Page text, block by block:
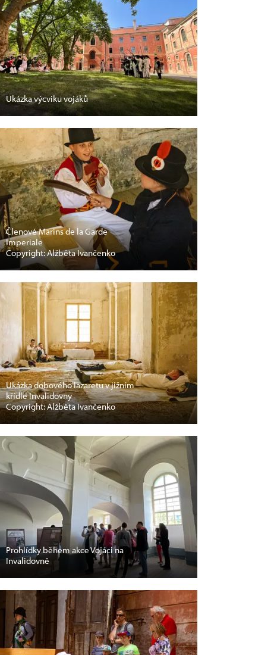
Ukázka výcviku vojáků
Členové Marins de la Garde
Imperiale
Copyright: Alžběta Ivančenko
Ukázka dobového lazaretu v jižním
křídle Invalidovny
Copyright: Alžběta Ivančenko
Prohlídky během akce Vojáci na
Invalidovně